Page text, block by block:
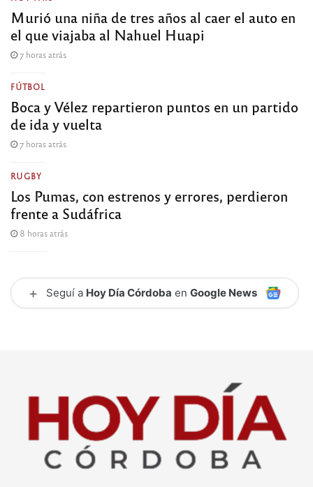
Murió una niña de tres años al caer el auto en
el que viajaba al Nahuel Huapi
7 horas atrás
FÚTBOL
Boca y Vélez repartieron puntos en un partido
de ida y vuelta
7 horas atrás
RUGBY
Los Pumas, con estrenos y errores, perdieron
frente a Sudáfrica
8 horas atrás
+ Seguí a Hoy Día Córdoba en Google News